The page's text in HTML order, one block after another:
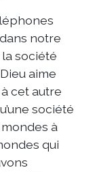
notre
société
aime
à cet autre
société
mondes à
qui